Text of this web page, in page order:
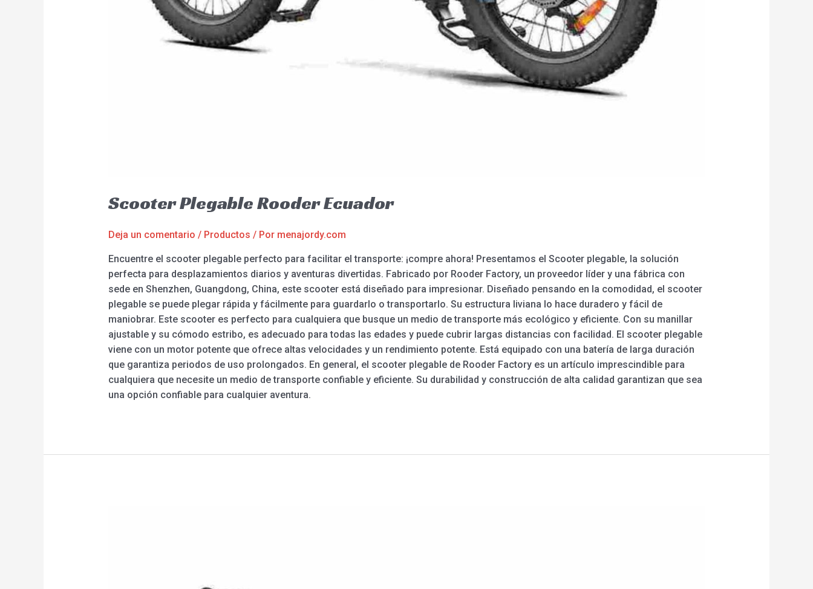
Scooter Plegable Rooder Ecuador
Deja un comentario / Productos / Por menajordy.com
Encuentre el scooter plegable perfecto para facilitar el transporte: ¡compre ahora! Presentamos el Scooter plegable, la solución
perfecta para desplazamientos diarios y aventuras divertidas. Fabricado por Rooder Factory, un proveedor líder y una fábrica con
sede en Shenzhen, Guangdong, China, este scooter está diseñado para impresionar. Diseñado pensando en la comodidad, el scooter
plegable se puede plegar rápida y fácilmente para guardarlo o transportarlo. Su estructura liviana lo hace duradero y fácil de
maniobrar. Este scooter es perfecto para cualquiera que busque un medio de transporte más ecológico y eficiente. Con su manillar
ajustable y su cómodo estribo, es adecuado para todas las edades y puede cubrir largas distancias con facilidad. El scooter plegable
viene con un motor potente que ofrece altas velocidades y un rendimiento potente. Está equipado con una batería de larga duración
que garantiza periodos de uso prolongados. En general, el scooter plegable de Rooder Factory es un artículo imprescindible para
cualquiera que necesite un medio de transporte confiable y eficiente. Su durabilidad y construcción de alta calidad garantizan que sea
una opción confiable para cualquier aventura.